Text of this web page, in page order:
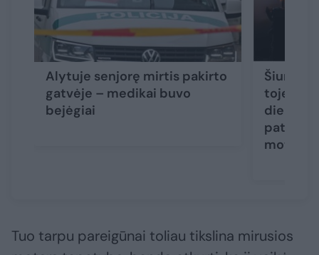
Alytuje senjorę mirtis pakirto
gatvėje – medikai buvo
bejėgiai
Šiurpūs
toje
dieną
paties
moterys
Tuo tarpu pareigūnai toliau tikslina mirusios